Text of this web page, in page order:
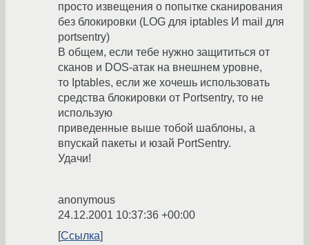
просто извещения о попытке сканирования
без блокировки (LOG для iptables И mail для
portsentry)
В общем, если тебе нужно защититься от
сканов и DOS-атак на внешнем уровне,
то Iptables, если же хочешь использовать
средства блокировки от Portsentry, то не
использую
приведенные выше тобой шаблоны, а
впускай пакеты и юзай PortSentry.
Удачи!
anonymous
24.12.2001 10:37:36 +00:00
Ссылка